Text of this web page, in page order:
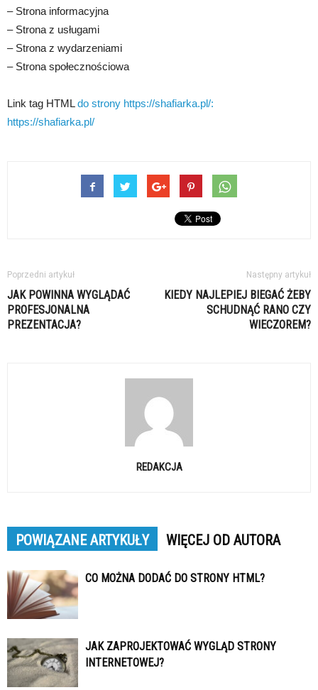
– Strona informacyjna
– Strona z usługami
– Strona z wydarzeniami
– Strona społecznościowa
Link tag HTMLdo strony https://shafiarka.pl/:
https://shafiarka.pl/
Poprzedni artykuł
JAK POWINNA WYGLĄDAĆ
PROFESJONALNA
PREZENTACJA?
Następny artykuł
KIEDY NAJLEPIEJ BIEGAĆ ŻEBY
SCHUDNĄĆ RANO CZY
WIECZOREM?
REDAKCJA
POWIĄZANE ARTYKUŁY WIĘCEJ OD AUTORA
CO MOŻNA DODAĆ DO STRONY HTML?
JAK ZAPROJEKTOWAĆ WYGLĄD STRONY
INTERNETOWEJ?